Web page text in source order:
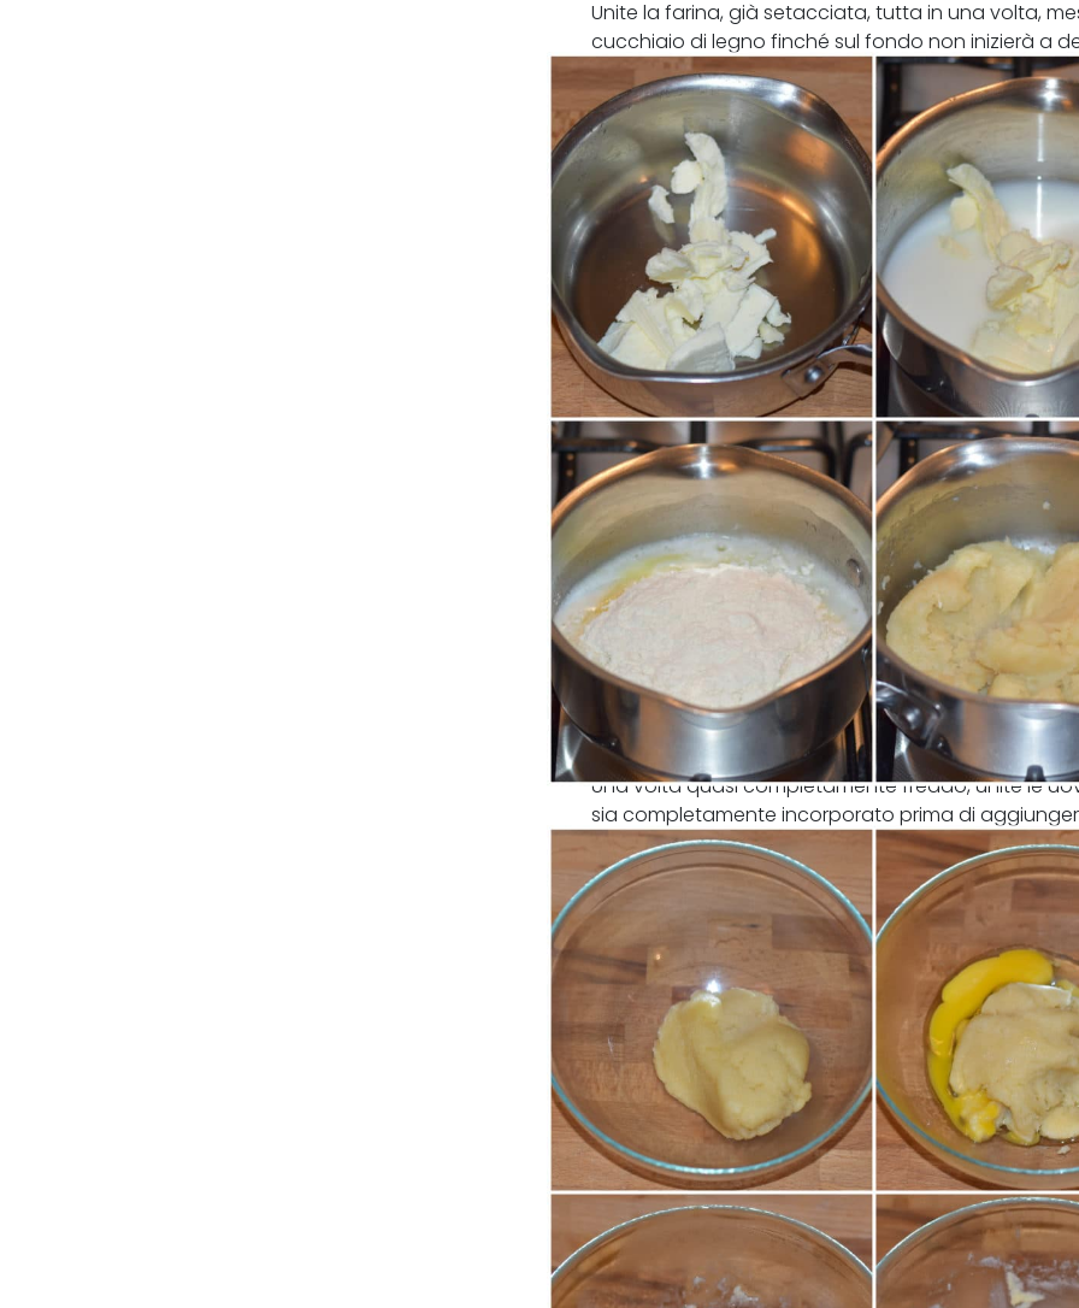
Unite la farina, già setacciata, tutta in una volta,
cucchiaio di legno finché sul fondo non inizierà a
togliete dal fuoco e lasciate raffreddare.
Una volta quasi completamente freddo, unite le
sia completamente incorporato prima di
in una sac-à-poche dal beccuccio liscio non